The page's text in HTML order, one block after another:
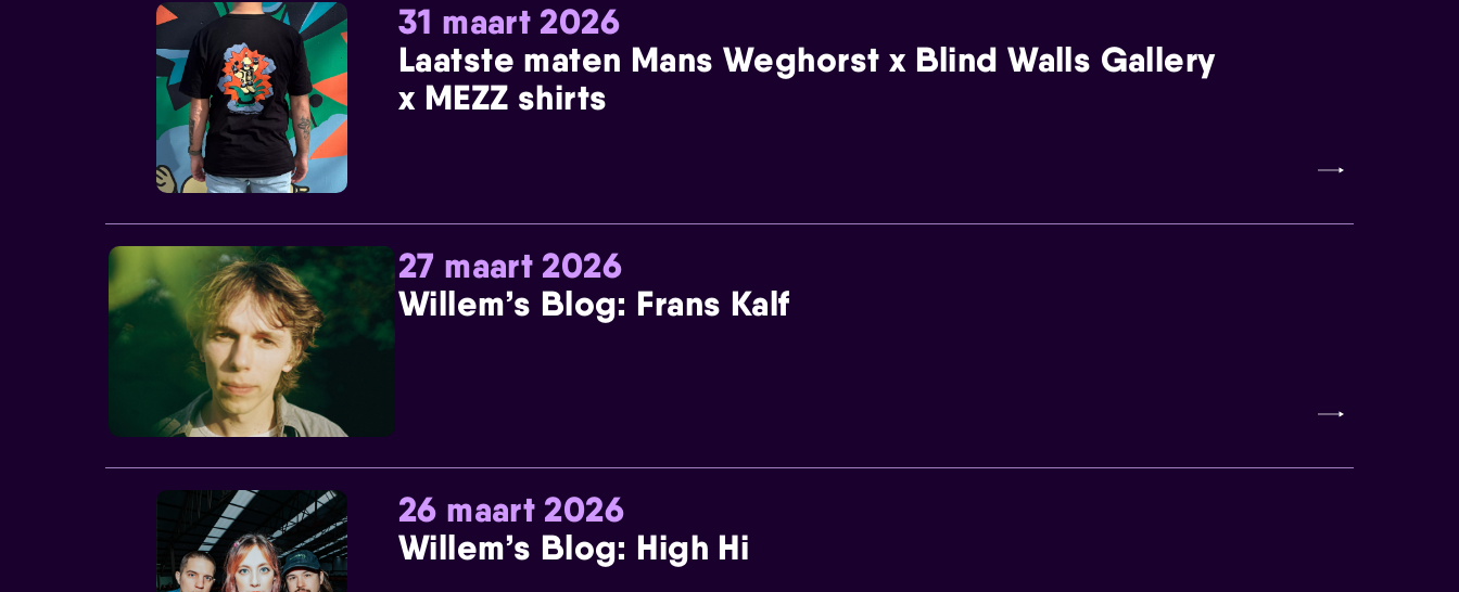
31 maart 2026
Laatste maten Mans Weghorst x Blind Walls Gallery
x MEZZ shirts
27 maart 2026
Willem’s Blog: Frans Kalf
26 maart 2026
Willem’s Blog: High Hi